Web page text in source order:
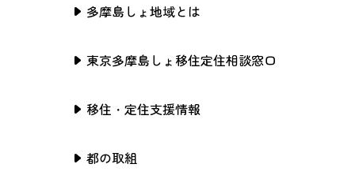
多摩島しょ地域とは
東京多摩島しょ移住定住相談窓口
移住・定住支援情報
都の取組